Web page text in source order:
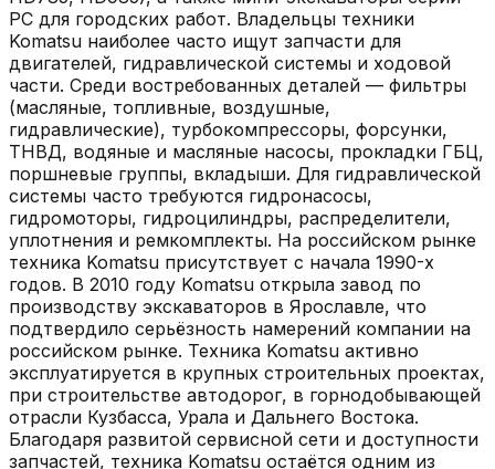
PC для городских работ. Владельцы техники
Komatsu наиболее часто ищут запчасти для
двигателей, гидравлической системы и ходовой
части. Среди востребованных деталей — фильтры
(масляные, топливные, воздушные,
гидравлические), турбокомпрессоры, форсунки,
ТНВД, водяные и масляные насосы, прокладки ГБЦ,
поршневые группы, вкладыши. Для гидравлической
системы часто требуются гидронасосы,
гидромоторы, гидроцилиндры, распределители,
уплотнения и ремкомплекты. На российском рынке
техника Komatsu присутствует с начала 1990-х
годов. В 2010 году Komatsu открыла завод по
производству экскаваторов в Ярославле, что
подтвердило серьёзность намерений компании на
российском рынке. Техника Komatsu активно
эксплуатируется в крупных строительных проектах,
при строительстве автодорог, в горнодобывающей
отрасли Кузбасса, Урала и Дальнего Востока.
Благодаря развитой сервисной сети и доступности
запчастей, техника Komatsu остаётся одним из